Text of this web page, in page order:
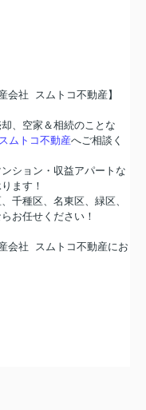
会社 スムトコ不動産】
、空家＆相続のことな
スムトコ不動産へご相談く
ション・収益アパートな
ます！
千種区、名東区、緑区、
お任せください！
会社
スムトコ不動産にお